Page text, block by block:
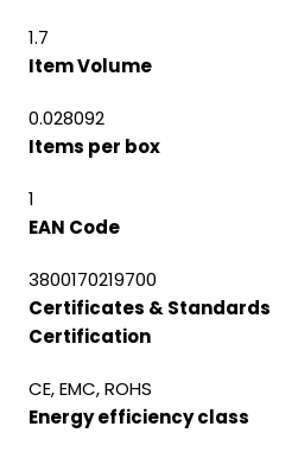
1.7
Item Volume
0.028092
Items per box
1
EAN Code
3800170219700
Certificates & Standards
Certification
CE, EMC, ROHS
Energy efficiency class